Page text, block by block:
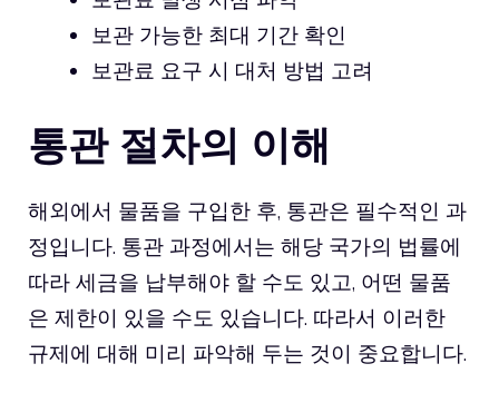
보관 가능한 최대 기간 확인
보관료 요구 시 대처 방법 고려
통관 절차의 이해
해외에서 물품을 구입한 후, 통관은 필수적인 과
정입니다. 통관 과정에서는 해당 국가의 법률에
따라 세금을 납부해야 할 수도 있고, 어떤 물품
은 제한이 있을 수도 있습니다. 따라서 이러한
규제에 대해 미리 파악해 두는 것이 중요합니다.